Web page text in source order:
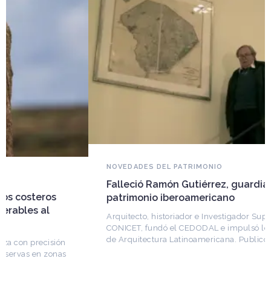
NOVEDADES DEL PATRIMONIO
Falleció Ramón Gutiérrez, guardián del
patrimonio iberoamericano
Arquitecto, historiador e Investigador Superior del
CONICET, fundó el CEDODAL e impulsó los Seminarios
de Arquitectura Latinoamericana. Publicó más de